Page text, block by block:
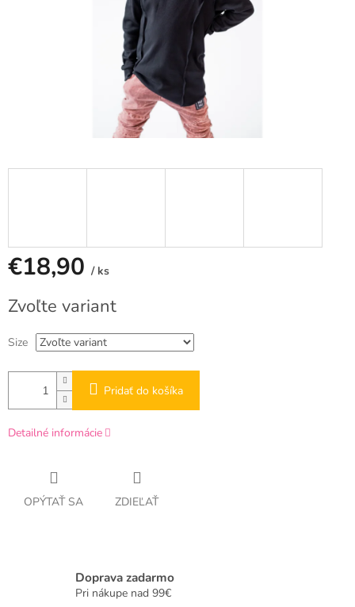
€18,90 / ks
cena:
Zvoľte variant
Size
Pridať do košíka
Detailné informácie
OPÝTAŤ SA ZDIEĽAŤ
Doprava zadarmo
Pri nákupe nad 99€